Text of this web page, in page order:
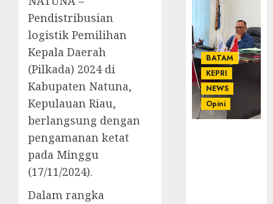
Pendistribusian
logistik Pemilihan
Kepala Daerah
(Pilkada) 2024 di
Kabupaten Natuna,
Kepulauan Riau,
berlangsung dengan
pengamanan ketat
pada Minggu
(17/11/2024).
Dalam rangka
BATAM
KEPRI
NEWS
Opini